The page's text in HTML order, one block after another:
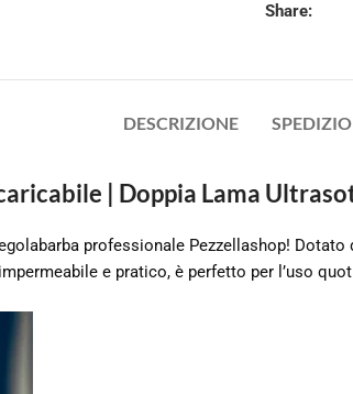
Share:
DESCRIZIONE
| Doppia Lama
professionale Pezzellashop! Dotato
e pratico, è perfetto per l’uso